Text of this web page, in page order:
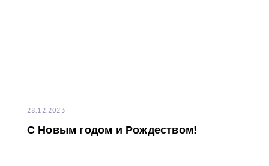
28.12.2023
С Новым годом и Рождеством!